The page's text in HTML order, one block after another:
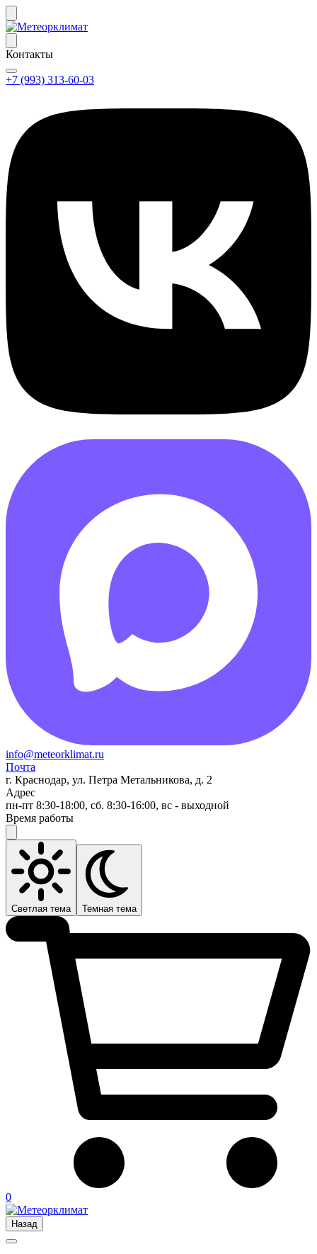
Контакты
+7 (993) 313-60-03
info@meteorklimat.ru
Почта
г. Краснодар, ул. Петра Метальникова, д. 2
Адрес
пн-пт 8:30-18:00, сб. 8:30-16:00, вс - выходной
Время работы
Светлая тема Темная тема
0
Назад